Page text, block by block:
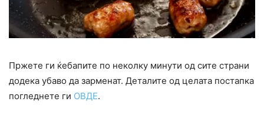
Пржете ги ќебапите по неколку минути од сите страни
додека убаво да зарменат. Деталите од целата постапка
погледнете ги ОВДЕ.